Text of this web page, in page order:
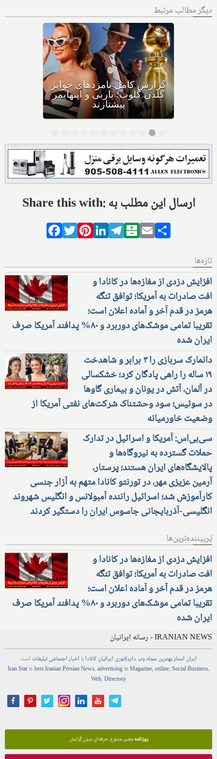
دیگر مطالب مرتبط
فیلم سینمایی نسخه پرشین
بیش از صد دقیقه تماشاگرانش
را با خنده و گریه و خاطره‌ای
زیبا بدرقه می‌کند
Share this with: ارسال این مطلب به
Facebook
TwitterPinterestLinkedIn
Telegram
Balatarin
Email
تازه‌ها
افزایش دزدی از مغازه‌ها در کانادا و
افت صادرات به آمریکا؛ توافق تنگه
هرمز در قدم آخر و آماده اعلان است؛
تقریبا تمامی موشک‌های دوربرد و ۸۰% پدافند آمریکا صرف
ایران شده
دانمارک سربازی را ۳ برابر و شاهدخت
۱۹ ساله را راهی پادگان کرد؛ خشکسالی
در آلمان، آتش در یونان و بیماری گاوها
در سوئیس؛ سود وحشتناک شرکت‌های نفتی آمریکا از
وضعیت خاورمیانه
سی‌بی‌اس: آمریکا و اسرائیل در تدارک
حملات گسترده به نیروگاه‌ها و
پالایشگاه‌های ایران هستند؛ پرستار،
آرمین عزیزی مهر، در تورنتو کانادا متهم به آزار جنسی
کارآموزش شد؛ اسرائیل راننده آمبولانس و انگلیس شهروند
انگلیسی-آذربایجانی جاسوس ایران را دستگیر کردند
پُربیننده‌ترین‌ها
افزایش دزدی از مغازه‌ها در کانادا و
افت صادرات به آمریکا؛ توافق تنگه
هرمز در قدم آخر و آماده اعلان است؛
تقریبا تمامی موشک‌های دوربرد و ۸۰% پدافند آمریکا صرف
ایران شده
IRANIAN NEWS - رسانه ایرانیان
ایران استاربهترین مجلهوب دایرکتوری ایرانیان کانادابا اخباراجتماعیتبلیغات است
Iran Starisbest Iranian PersianNews,advertisinginMagazine,online,Social Business,
Web,Directory
روزنامهمعتبر، متنوع، حرفه‌ای، بدون گرایش